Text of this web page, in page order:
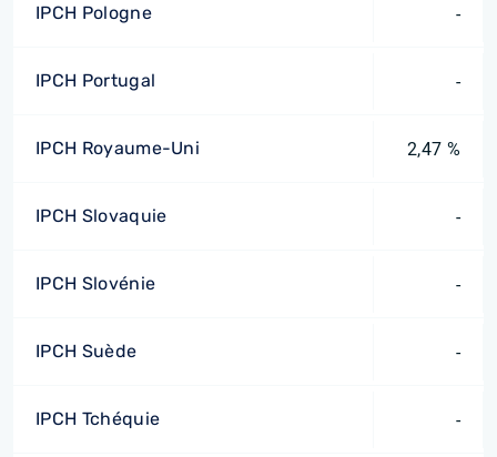
IPCH Pologne -
IPCH Portugal -
IPCH Royaume-Uni 2,47 %
IPCH Slovaquie -
IPCH Slovénie -
IPCH Suède -
IPCH Tchéquie -